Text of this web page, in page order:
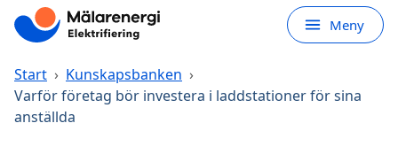
Hoppa till huvudinnehåll
Meny
Start › Kunskapsbanken ›
Varför företag bör investera i laddstationer för sina
anställda